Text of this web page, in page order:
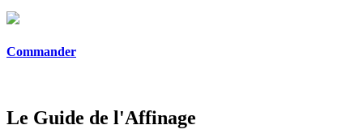
Commander
Le Guide de l'Affinage